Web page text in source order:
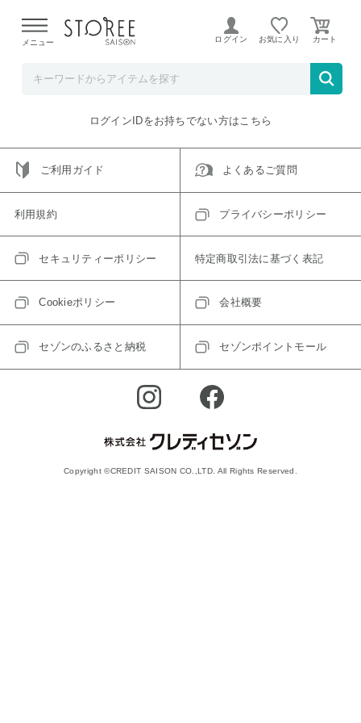
よる配送遅延が発生しております。
メニュー ログイン お気に入り
ご指定のアイテムは取り扱い終了、またはただいま取り扱い
トップへ戻る
ログインIDをお持ちでない方はこちら
ご利用ガイド よくあるご質問
利用規約 プライバシーポリシー
セキュリティーポリシー 特定商取引法に基づく表記
Cookieポリシー 会社概要
セゾンのふるさと納税 セゾンポイントモール
Copyright ©CREDIT SAISON CO.,LTD. All Rights Reserved.